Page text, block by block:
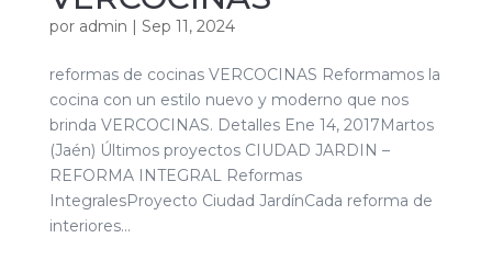
por admin | Sep 11, 2024
reformas de cocinas VERCOCINAS Reformamos la
cocina con un estilo nuevo y moderno que nos
brinda VERCOCINAS. Detalles Ene 14, 2017Martos
(Jaén) Últimos proyectos CIUDAD JARDIN –
REFORMA INTEGRAL Reformas
IntegralesProyecto Ciudad JardínCada reforma de
interiores...